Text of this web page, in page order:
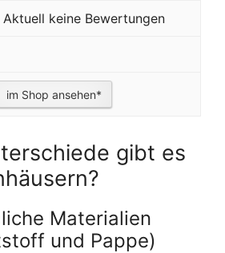
Aktuell keine Bewertungen
im Shop ansehen*
gibt es
Materialien
und Pappe)